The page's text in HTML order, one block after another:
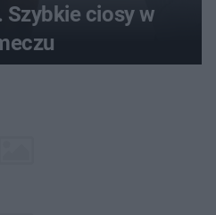
Szybkie ciosy w